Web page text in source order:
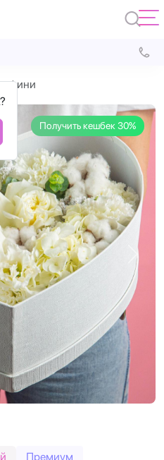
?
Получить кешбек 30%
Премиум